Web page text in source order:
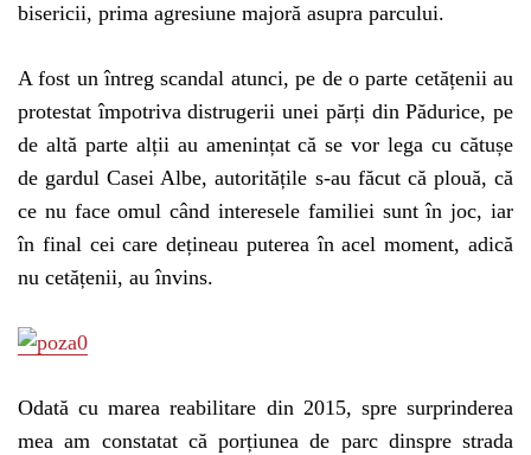
bisericii, prima agresiune majoră asupra parcului.
A fost un întreg scandal atunci, pe de o parte cetățenii au
protestat împotriva distrugerii unei părți din Pădurice, pe
de altă parte alții au amenințat că se vor lega cu cătușe
de gardul Casei Albe, autoritățile s-au făcut că plouă, că
ce nu face omul când interesele familiei sunt în joc, iar
în final cei care dețineau puterea în acel moment, adică
nu cetățenii, au învins.
Odată cu marea reabilitare din 2015, spre surprinderea
mea am constatat că porțiunea de parc dinspre strada